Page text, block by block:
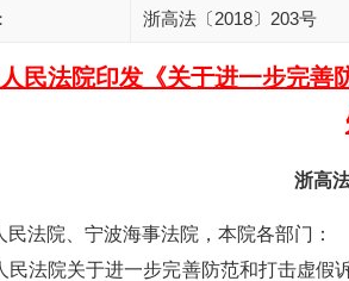
： 浙高法〔2018〕203号
民法院印发《关于进一步完善
浙高
民法院、宁波海事法院，本院各部门：
民法院关于进一步完善防范和打击虚